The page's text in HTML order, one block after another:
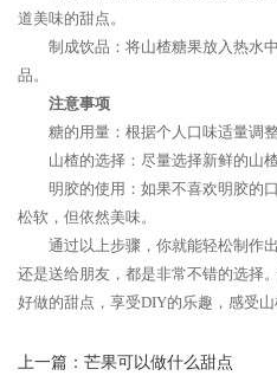
道美味的甜点。
制成饮品：将山楂糖果放入热水
品。
注意事项
糖的用量：根据个人口味适量调
山楂的选择：尽量选择新鲜的山
明胶的使用：如果不喜欢明胶的
松软，但依然美味。
通过以上步骤，你就能轻松制作
还是送给朋友，都是非常不错的选择
好做的甜点，享受DIY的乐趣，感受山
上一篇： 芒果可以做什么甜点